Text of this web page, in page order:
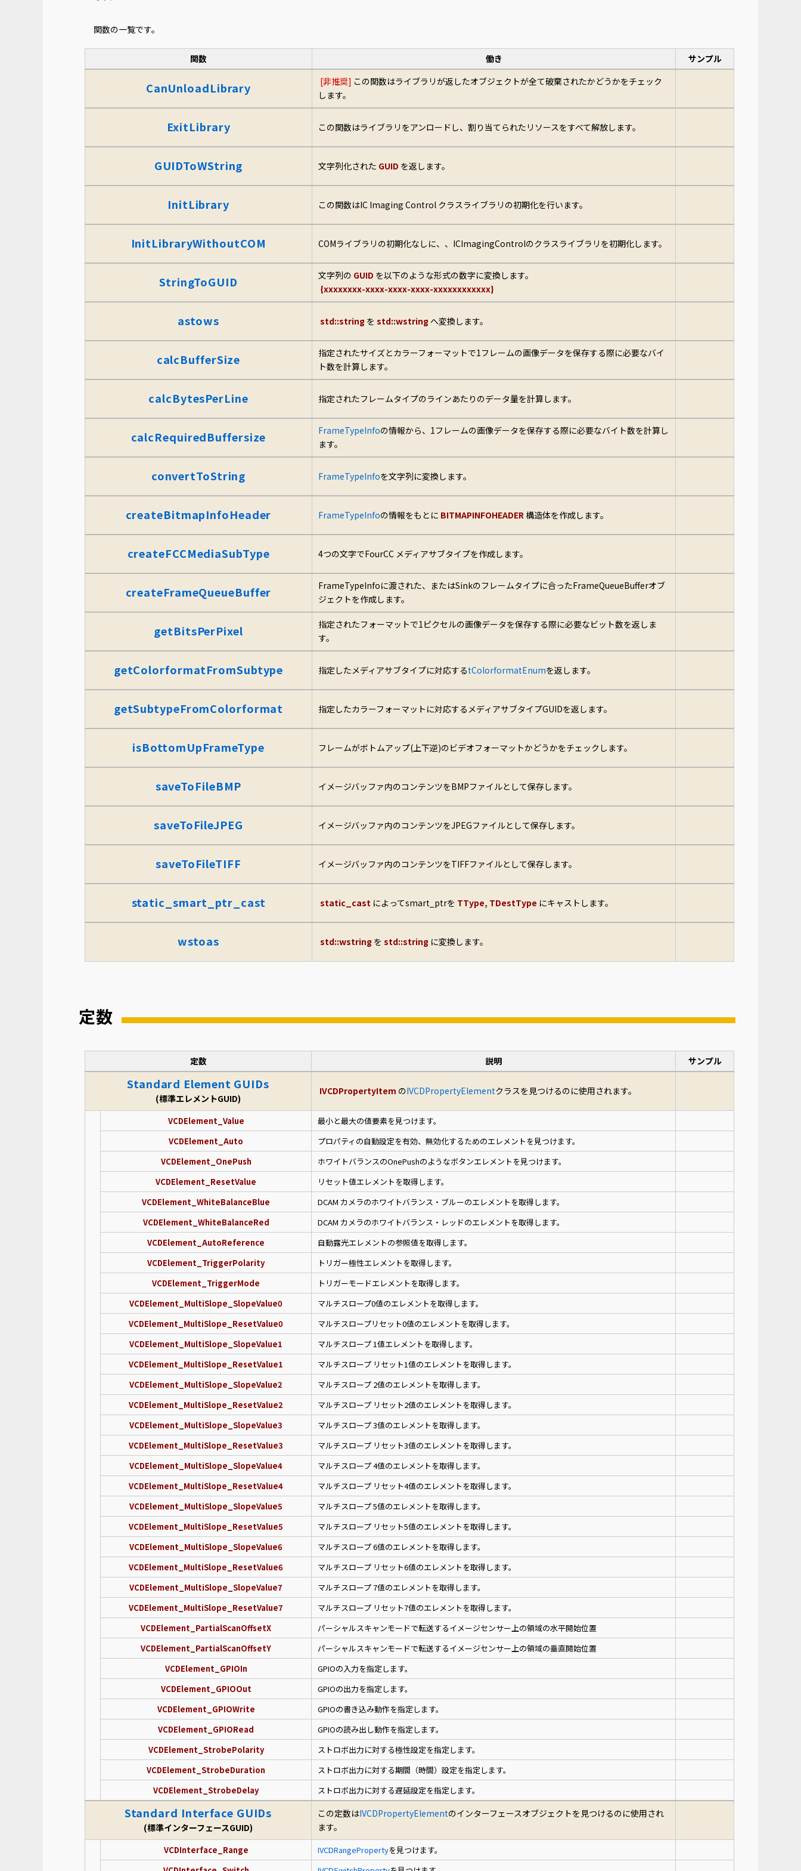
関数の一覧です。
関数 働き サンプル
CanUnloadLibrary [非推奨] この関数はライブラリが返したオブジェクトが全て破棄されたかどうかをチェック
します。
ExitLibrary この関数はライブラリをアンロードし、割り当てられたリソースをすべて解放します。
GUIDToWString 文字列化された GUID を返します。
InitLibrary この関数はIC Imaging Control クラスライブラリの初期化を行います。
InitLibraryWithoutCOM COMライブラリの初期化なしに、、ICImagingControlのクラスライブラリを初期化します。
StringToGUID 文字列の GUID を以下のような形式の数字に変換します。
{xxxxxxxx-xxxx-xxxx-xxxx-xxxxxxxxxxxx}
astows std::string を std::wstring へ変換します。
calcBufferSize
指定されたサイズとカラーフォーマットで1フレームの画像データを保存する際に必要なバイ
ト数を計算します。
calcBytesPerLine 指定されたフレームタイプのラインあたりのデータ量を計算します。
calcRequiredBuffersize FrameTypeInfoの情報から、1フレームの画像データを保存する際に必要なバイト数を計算し
ます。
convertToString FrameTypeInfoを文字列に変換します。
createBitmapInfoHeader FrameTypeInfoの情報をもとに BITMAPINFOHEADER 構造体を作成します。
createFCCMediaSubType 4つの文字でFourCC メディアサブタイプを作成します。
createFrameQueueBuffer
FrameTypeInfoに渡された、またはSinkのフレームタイプに合ったFrameQueueBufferオブ
ジェクトを作成します。
getBitsPerPixel
指定されたフォーマットで1ピクセルの画像データを保存する際に必要なビット数を返しま
す。
getColorformatFromSubtype 指定したメディアサブタイプに対応するtColorformatEnumを返します。
getSubtypeFromColorformat 指定したカラーフォーマットに対応するメディアサブタイプGUIDを返します。
isBottomUpFrameType フレームがボトムアップ(上下逆)のビデオフォーマットかどうかをチェックします。
saveToFileBMP イメージバッファ内のコンテンツをBMPファイルとして保存します。
saveToFileJPEG イメージバッファ内のコンテンツをJPEGファイルとして保存します。
saveToFileTIFF イメージバッファ内のコンテンツをTIFFファイルとして保存します。
static_smart_ptr_cast static_cast によってsmart_ptrを TType, TDestType にキャストします。
wstoas std::wstring を std::string に変換します。
定数
定数 説明 サンプル
Standard Element GUIDs
(標準エレメントGUID)
IVCDPropertyItem のIVCDPropertyElementクラスを見つけるのに使用されます。
VCDElement_Value
最小と最大の値要素を見つけます。
VCDElement_Auto
プロパティの自動設定を有効、無効化するためのエレメントを見つけます。
VCDElement_OnePush
ホワイトバランスのOnePushのようなボタンエレメントを見つけます。
VCDElement_ResetValue
リセット値エレメントを取得します。
VCDElement_WhiteBalanceBlue
DCAM カメラのホワイトバランス・ブルーのエレメントを取得します。
VCDElement_WhiteBalanceRed
DCAM カメラのホワイトバランス・レッドのエレメントを取得します。
VCDElement_AutoReference
自動露光エレメントの参照値を取得します。
VCDElement_TriggerPolarity
トリガー極性エレメントを取得します。
VCDElement_TriggerMode
トリガーモードエレメントを取得します。
VCDElement_MultiSlope_SlopeValue0
マルチスロープ0値のエレメントを取得します。
VCDElement_MultiSlope_ResetValue0
マルチスロープリセット0値のエレメントを取得します。
VCDElement_MultiSlope_SlopeValue1
マルチスロープ 1値エレメントを取得します。
VCDElement_MultiSlope_ResetValue1
マルチスロープ リセット1値のエレメントを取得します。
VCDElement_MultiSlope_SlopeValue2
マルチスロープ 2値のエレメントを取得します。
VCDElement_MultiSlope_ResetValue2
マルチスロープ リセット2値のエレメントを取得します。
VCDElement_MultiSlope_SlopeValue3
マルチスロープ 3値のエレメントを取得します。
VCDElement_MultiSlope_ResetValue3
マルチスロープ リセット3値のエレメントを取得します。
VCDElement_MultiSlope_SlopeValue4
マルチスロープ 4値のエレメントを取得します。
VCDElement_MultiSlope_ResetValue4
マルチスロープ リセット4値のエレメントを取得します。
VCDElement_MultiSlope_SlopeValue5
マルチスロープ 5値のエレメントを取得します。
VCDElement_MultiSlope_ResetValue5
マルチスロープ リセット5値のエレメントを取得します。
VCDElement_MultiSlope_SlopeValue6
マルチスロープ 6値のエレメントを取得します。
VCDElement_MultiSlope_ResetValue6
マルチスロープ リセット6値のエレメントを取得します。
VCDElement_MultiSlope_SlopeValue7
マルチスロープ 7値のエレメントを取得します。
VCDElement_MultiSlope_ResetValue7
マルチスロープ リセット7値のエレメントを取得します。
VCDElement_PartialScanOffsetX
パーシャルスキャンモードで転送するイメージセンサー上の領域の水平開始位置
VCDElement_PartialScanOffsetY
パーシャルスキャンモードで転送するイメージセンサー上の領域の垂直開始位置
VCDElement_GPIOIn
GPIOの入力を指定します。
VCDElement_GPIOOut
GPIOの出力を指定します。
VCDElement_GPIOWrite
GPIOの書き込み動作を指定します。
VCDElement_GPIORead
GPIOの読み出し動作を指定します。
VCDElement_StrobePolarity
ストロボ出力に対する極性設定を指定します。
VCDElement_StrobeDuration
ストロボ出力に対する期間（時間）設定を指定します。
VCDElement_StrobeDelay
ストロボ出力に対する遅延設定を指定します。
Standard Interface GUIDs
(標準インターフェースGUID)
この定数はIVCDPropertyElementのインターフェースオブジェクトを見つけるのに使用され
ます。
VCDInterface_Range IVCDRangePropertyを見つけます。